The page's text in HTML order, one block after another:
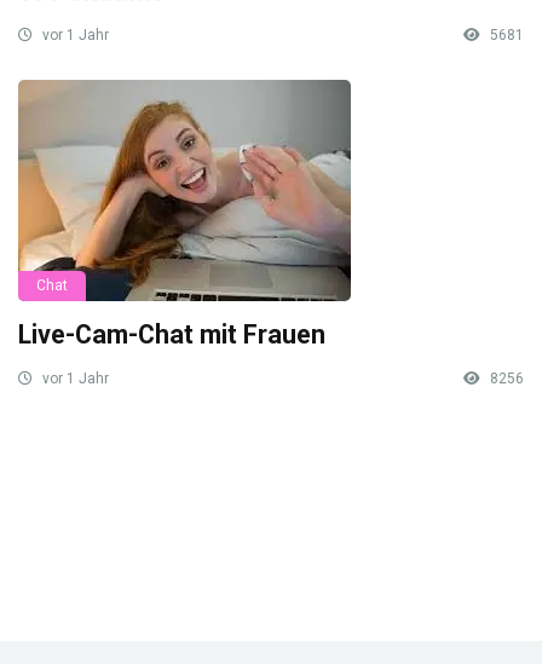
vor 1 Jahr 5681
Chat
Live-Cam-Chat mit Frauen
vor 1 Jahr 8256